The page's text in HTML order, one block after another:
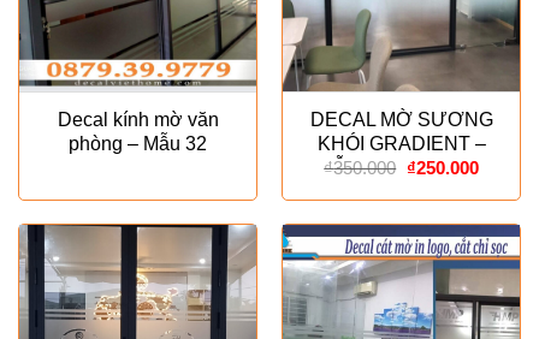
Decal kính mờ văn
phòng – Mẫu 32
DECAL MỜ SƯƠNG
KHÓI GRADIENT –
MẪU ESPECIALLY
₫350.000 Giá
là:
₫350.000.
₫250.000Giá
tại
là: